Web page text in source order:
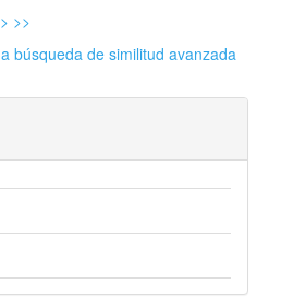
> >>
búsqueda de similitud avanzada